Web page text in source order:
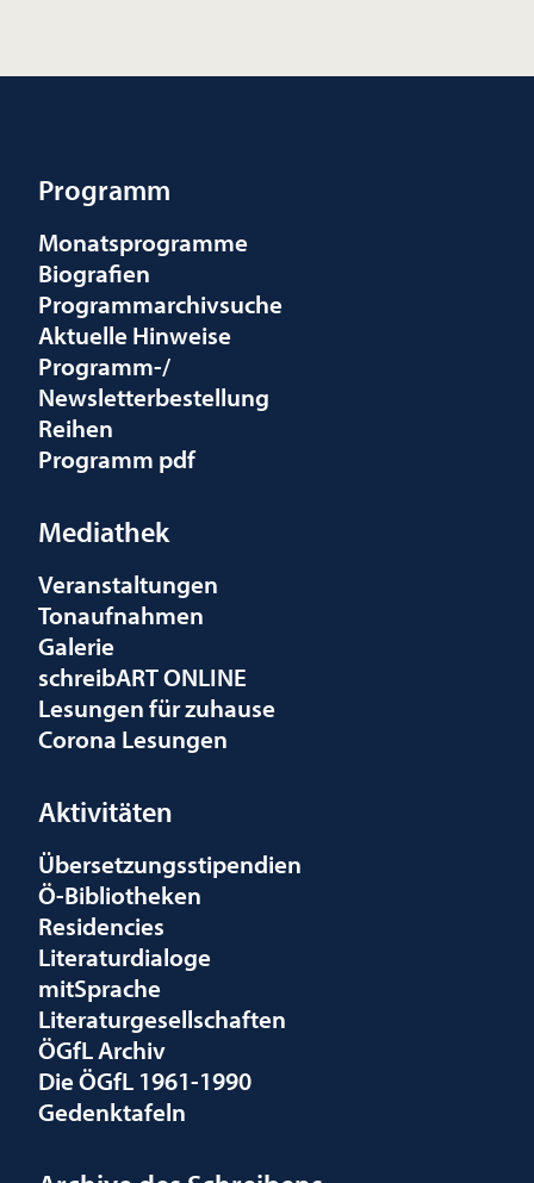
Programm
Monatsprogramme
Biografien
Programmarchivsuche
Aktuelle Hinweise
Programm-/
Newsletterbestellung
Reihen
Programm pdf
Mediathek
Veranstaltungen
Tonaufnahmen
Galerie
schreibART ONLINE
Lesungen für zuhause
Corona Lesungen
Aktivitäten
Übersetzungsstipendien
Ö-Bibliotheken
Residencies
Literaturdialoge
mitSprache
Literaturgesellschaften
ÖGfL Archiv
Die ÖGfL 1961-1990
Gedenktafeln